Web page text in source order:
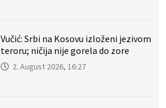
Vučić: Srbi na Kosovu izloženi jezivom
teroru; ničija nije gorela do zore
2. August 2026, 16:27